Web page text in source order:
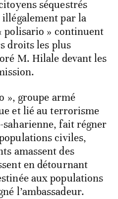
séquestrés
illégalement par la
polisario » continuent
droits les plus
M. Hilale devant les
», groupe armé
et lié au terrorisme
saharienne, fait régner
civiles,
amassent des
en détournant
aux populations
l’ambassadeur.